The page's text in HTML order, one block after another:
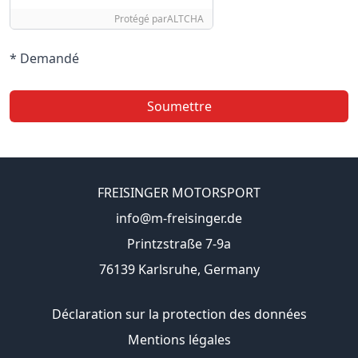
Protégé parALTCHA
* Demandé
Soumettre
FREISINGER MOTORSPORT
info@m-freisinger.de
Printzstraße 7-9a
76139 Karlsruhe, Germany
Déclaration sur la protection des données
Mentions légales